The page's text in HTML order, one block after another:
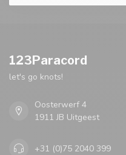
123Paracord
let's go knots!
Oosterwerf 4
1911 JB Uitgeest
+31 (0)75 2040 399